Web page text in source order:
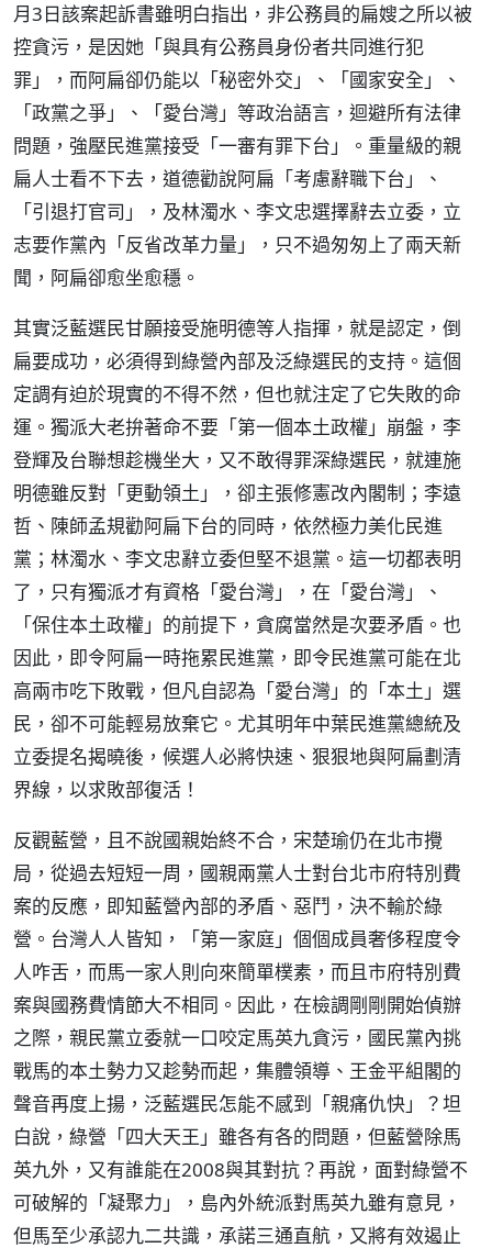
月3日該案起訴書雖明白指出，非公務員的扁嫂之所以被
控貪污，是因她「與具有公務員身份者共同進行犯
罪」，而阿扁卻仍能以「秘密外交」、「國家安全」、
「政黨之爭」、「愛台灣」等政治語言，迴避所有法律
問題，強壓民進黨接受「一審有罪下台」。重量級的親
扁人士看不下去，道德勸說阿扁「考慮辭職下台」、
「引退打官司」，及林濁水、李文忠選擇辭去立委，立
志要作黨內「反省改革力量」，只不過匆匆上了兩天新
聞，阿扁卻愈坐愈穩。
其實泛藍選民甘願接受施明德等人指揮，就是認定，倒
扁要成功，必須得到綠營內部及泛綠選民的支持。這個
定調有迫於現實的不得不然，但也就注定了它失敗的命
運。獨派大老拚著命不要「第一個本土政權」崩盤，李
登輝及台聯想趁機坐大，又不敢得罪深綠選民，就連施
明德雖反對「更動領土」，卻主張修憲改內閣制；李遠
哲、陳師孟規勸阿扁下台的同時，依然極力美化民進
黨；林濁水、李文忠辭立委但堅不退黨。這一切都表明
了，只有獨派才有資格「愛台灣」，在「愛台灣」、
「保住本土政權」的前提下，貪腐當然是次要矛盾。也
因此，即令阿扁一時拖累民進黨，即令民進黨可能在北
高兩市吃下敗戰，但凡自認為「愛台灣」的「本土」選
民，卻不可能輕易放棄它。尤其明年中葉民進黨總統及
立委提名揭曉後，候選人必將快速、狠狠地與阿扁劃清
界線，以求敗部復活！
反觀藍營，且不說國親始終不合，宋楚瑜仍在北市攪
局，從過去短短一周，國親兩黨人士對台北市府特別費
案的反應，即知藍營內部的矛盾、惡鬥，決不輸於綠
營。台灣人人皆知，「第一家庭」個個成員奢侈程度令
人咋舌，而馬一家人則向來簡單樸素，而且市府特別費
案與國務費情節大不相同。因此，在檢調剛剛開始偵辦
之際，親民黨立委就一口咬定馬英九貪污，國民黨內挑
戰馬的本土勢力又趁勢而起，集體領導、王金平組閣的
聲音再度上揚，泛藍選民怎能不感到「親痛仇快」？坦
白說，綠營「四大天王」雖各有各的問題，但藍營除馬
英九外，又有誰能在2008與其對抗？再說，面對綠營不
可破解的「凝聚力」，島內外統派對馬英九雖有意見，
但馬至少承認九二共識，承諾三通直航，又將有效遏止